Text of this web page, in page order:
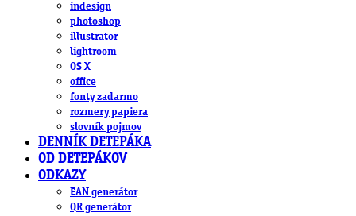
indesign
photoshop
illustrator
lightroom
OS X
office
fonty zadarmo
rozmery papiera
slovník pojmov
DENNÍK DETEPÁKA
OD DETEPÁKOV
ODKAZY
EAN generátor
QR generátor